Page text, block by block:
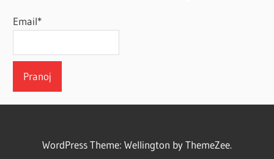
Email*
WordPress Theme: Wellington by ThemeZee.